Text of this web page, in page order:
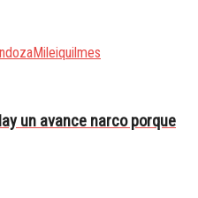
Mileiquilmes
un avance narco porque